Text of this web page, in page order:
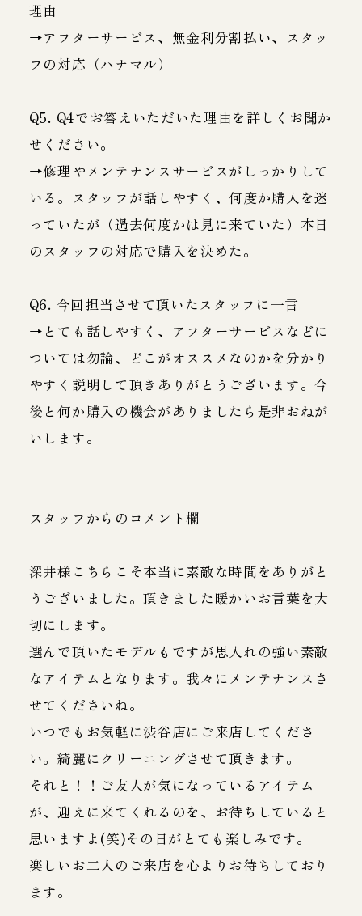
理由
→アフターサービス、無金利分割払い、スタッ
フの対応（ハナマル）
Q5. Q4でお答えいただいた理由を詳しくお聞か
せください。
→修理やメンテナンスサービスがしっかりして
いる。スタッフが話しやすく、何度か購入を迷
っていたが（過去何度かは見に来ていた）本日
のスタッフの対応で購入を決めた。
Q6. 今回担当させて頂いたスタッフに一言
→とても話しやすく、アフターサービスなどに
ついては勿論、どこがオススメなのかを分かり
やすく説明して頂きありがとうございます。今
後と何か購入の機会がありましたら是非おねが
いします。
スタッフからのコメント欄
深井様こちらこそ本当に素敵な時間をありがと
うございました。頂きました暖かいお言葉を大
切にします。
選んで頂いたモデルもですが思入れの強い素敵
なアイテムとなります。我々にメンテナンスさ
せてくださいね。
いつでもお気軽に渋谷店にご来店してくださ
い。綺麗にクリーニングさせて頂きます。
それと！！ご友人が気になっているアイテム
が、迎えに来てくれるのを、お待ちしていると
思いますよ(笑)その日がとても楽しみです。
楽しいお二人のご来店を心よりお待ちしており
ます。